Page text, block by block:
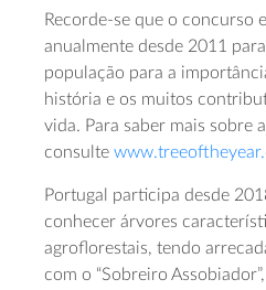
Recorde-se que o concurso
anualmente desde 2011
população para a
história e os muitos
vida. Para saber mais sobre
consulte
Portugal participa desde
conhecer árvores
agroflorestais, tendo
com o “Sobreiro